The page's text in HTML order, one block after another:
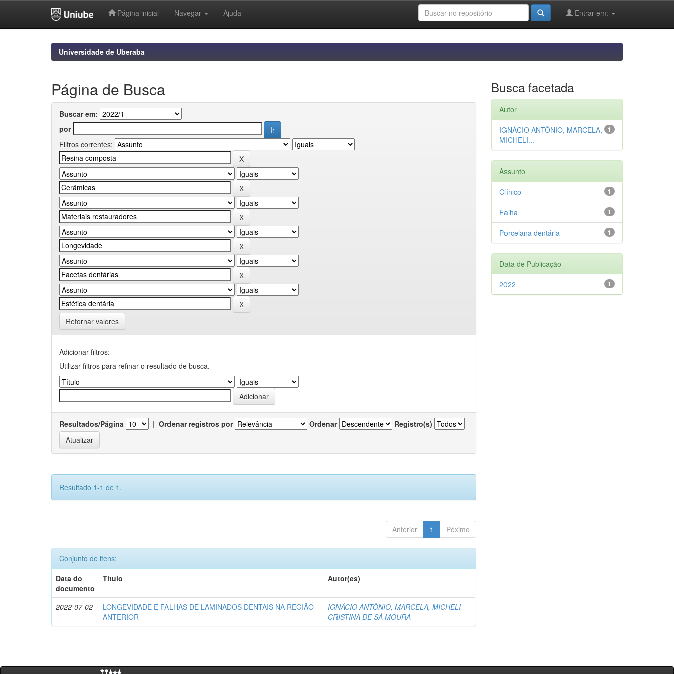
Página inicial Navegar Ajuda Entrar em:
Universidade de Uberaba
Página de Busca
Buscar em:
por
Filtros correntes:
Retornar valores
Adicionar filtros:
Utilizar filtros para refinar o resultado de busca.
Resultados/Página | Ordenar registros por Ordenar Registro(s)
Resultado 1-1 de 1.
Anterior 1 Póximo
Conjunto de itens:
Data do
documento
Título Autor(es)
2022-07-02
LONGEVIDADE E FALHAS DE LAMINADOS DENTAIS NA REGIÃO
ANTERIOR
IGNÁCIO ANTÔNIO, MARCELA, MICHELI
CRISTINA DE SÁ MOURA
Busca facetada
Autor
1
IGNÁCIO ANTÔNIO, MARCELA,
MICHELI...
Assunto
1
Clínico
1
Falha
1
Porcelana dentária
Data de Publicação
1
2022